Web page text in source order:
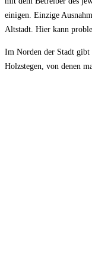
einigen. Einzige
Altstadt. Hier kann
Im Norden der Stadt gibt
Holzstegen, von denen